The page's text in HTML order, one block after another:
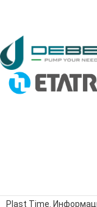
Plast Time.